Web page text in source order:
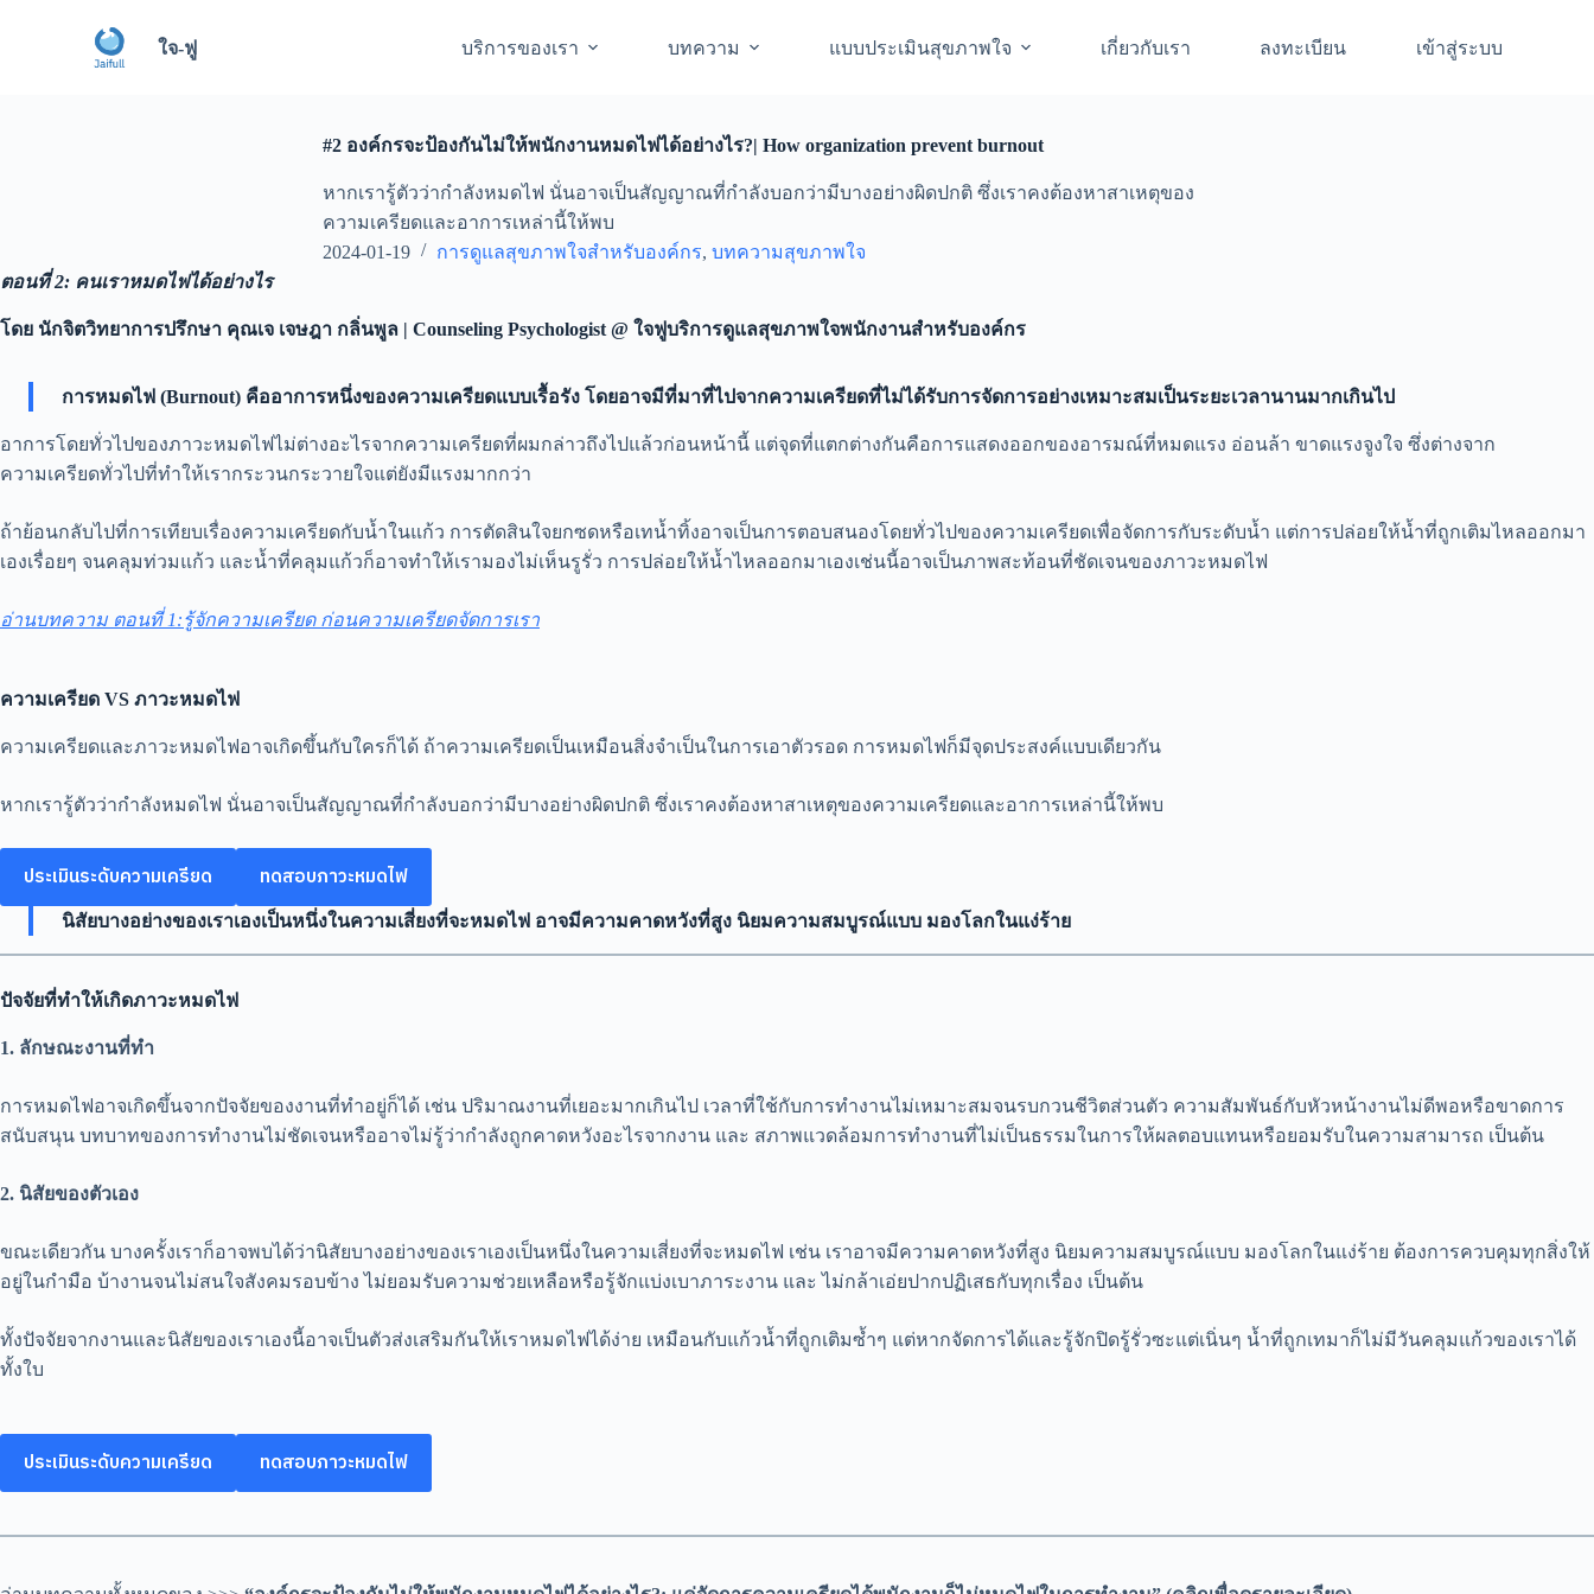
t
ใจ-ฟู บริการของเรา บทความ แบบประเมินสุขภาพใจ เกี่ยวกับเรา ลงทะเบียน เข้าสู่ระบบ
#2 องค์กรจะป้องกันไม่ให้พนักงานหมดไฟได้อย่างไร?| How organization prevent burnout
หากเรารู้ตัวว่ากำลังหมดไฟ นั่นอาจเป็นสัญญาณที่กำลังบอกว่ามีบางอย่างผิดปกติ ซึ่งเราคงต้องหาสาเหตุของ
ความเครียดและอาการเหล่านี้ให้พบ
2024-01-19
การดูแลสุขภาพใจสำหรับองค์กร, บทความสุขภาพใจ
ตอนที่ 2: คนเราหมดไฟได้อย่างไร
โดย นักจิตวิทยาการปรึกษา คุณเจ เจษฎา กลิ่นพูล | Counseling Psychologist @ ใจฟูบริการดูแลสุขภาพใจพนักงานสำหรับองค์กร
การหมดไฟ (Burnout) คืออาการหนึ่งของความเครียดแบบเรื้อรัง โดยอาจมีที่มาที่ไปจากความเครียดที่ไม่ได้รับการจัดการอย่างเหมาะสมเป็นระยะเวลานานมากเกินไป
อาการโดยทั่วไปของภาวะหมดไฟไม่ต่างอะไรจากความเครียดที่ผมกล่าวถึงไปแล้วก่อนหน้านี้ แต่จุดที่แตกต่างกันคือการแสดงออกของอารมณ์ที่หมดแรง อ่อนล้า ขาดแรงจูงใจ ซึ่งต่างจาก
ความเครียดทั่วไปที่ทำให้เรากระวนกระวายใจแต่ยังมีแรงมากกว่า
ถ้าย้อนกลับไปที่การเทียบเรื่องความเครียดกับน้ำในแก้ว การตัดสินใจยกซดหรือเทน้ำทิ้งอาจเป็นการตอบสนองโดยทั่วไปของความเครียดเพื่อจัดการกับระดับน้ำ แต่การปล่อยให้น้ำที่ถูกเติมไหลออกมา
เองเรื่อยๆ จนคลุมท่วมแก้ว และน้ำที่คลุมแก้วก็อาจทำให้เรามองไม่เห็นรูรั่ว การปล่อยให้น้ำไหลออกมาเองเช่นนี้อาจเป็นภาพสะท้อนที่ชัดเจนของภาวะหมดไฟ
อ่านบทความ ตอนที่ 1:รู้จักความเครียด ก่อนความเครียดจัดการเรา
ความเครียด VS ภาวะหมดไฟ
ความเครียดและภาวะหมดไฟอาจเกิดขึ้นกับใครก็ได้ ถ้าความเครียดเป็นเหมือนสิ่งจำเป็นในการเอาตัวรอด การหมดไฟก็มีจุดประสงค์แบบเดียวกัน
หากเรารู้ตัวว่ากำลังหมดไฟ นั่นอาจเป็นสัญญาณที่กำลังบอกว่ามีบางอย่างผิดปกติ ซึ่งเราคงต้องหาสาเหตุของความเครียดและอาการเหล่านี้ให้พบ
ประเมินระดับความเครียด ทดสอบภาวะหมดไฟ
นิสัยบางอย่างของเราเองเป็นหนึ่งในความเสี่ยงที่จะหมดไฟ อาจมีความคาดหวังที่สูง นิยมความสมบูรณ์แบบ มองโลกในแง่ร้าย
ปัจจัยที่ทำให้เกิดภาวะหมดไฟ
1. ลักษณะงานที่ทำ
การหมดไฟอาจเกิดขึ้นจากปัจจัยของงานที่ทำอยู่ก็ได้ เช่น ปริมาณงานที่เยอะมากเกินไป เวลาที่ใช้กับการทำงานไม่เหมาะสมจนรบกวนชีวิตส่วนตัว ความสัมพันธ์กับหัวหน้างานไม่ดีพอหรือขาดการ
สนับสนุน บทบาทของการทำงานไม่ชัดเจนหรืออาจไม่รู้ว่ากำลังถูกคาดหวังอะไรจากงาน และ สภาพแวดล้อมการทำงานที่ไม่เป็นธรรมในการให้ผลตอบแทนหรือยอมรับในความสามารถ เป็นต้น
2. นิสัยของตัวเอง
ขณะเดียวกัน บางครั้งเราก็อาจพบได้ว่านิสัยบางอย่างของเราเองเป็นหนึ่งในความเสี่ยงที่จะหมดไฟ เช่น เราอาจมีความคาดหวังที่สูง นิยมความสมบูรณ์แบบ มองโลกในแง่ร้าย ต้องการควบคุมทุกสิ่งให้
อยู่ในกำมือ บ้างานจนไม่สนใจสังคมรอบข้าง ไม่ยอมรับความช่วยเหลือหรือรู้จักแบ่งเบาภาระงาน และ ไม่กล้าเอ่ยปากปฏิเสธกับทุกเรื่อง เป็นต้น
ทั้งปัจจัยจากงานและนิสัยของเราเองนี้อาจเป็นตัวส่งเสริมกันให้เราหมดไฟได้ง่าย เหมือนกับแก้วน้ำที่ถูกเติมซ้ำๆ แต่หากจัดการได้และรู้จักปิดรู้รั่วซะแต่เนิ่นๆ น้ำที่ถูกเทมาก็ไม่มีวันคลุมแก้วของเราได้
ทั้งใบ
ประเมินระดับความเครียด ทดสอบภาวะหมดไฟ